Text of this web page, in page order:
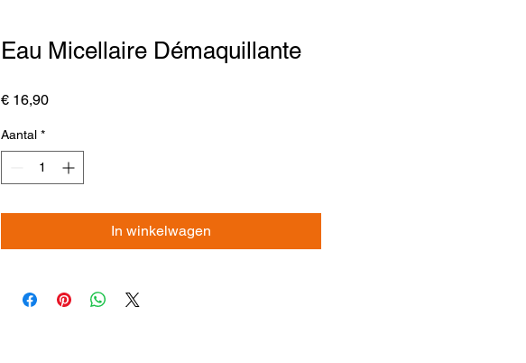
Eau Micellaire Démaquillante
€ 16,90Prijs
Aantal *
In winkelwagen